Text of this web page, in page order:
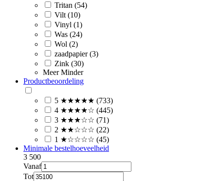
Tritan (54)
Vilt (10)
Vinyl (1)
Was (24)
Wol (2)
zaadpapier (3)
Zink (30)
Meer Minder
Productbeoordeling
5 ★★★★★ (733)
4 ★★★★☆ (445)
3 ★★★☆☆ (71)
2 ★★☆☆☆ (22)
1 ★☆☆☆☆ (45)
Minimale bestelhoeveelheid
3 500
Vanaf
Tot